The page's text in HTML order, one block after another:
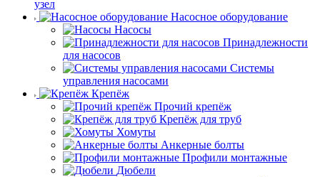
узел
Насосное оборудование
Насосы
Принадлежности
для насосов
Системы
управления насосами
Крепёж
Прочий крепёж
Крепёж для труб
Хомуты
Анкерные болты
Профили монтажные
Дюбели